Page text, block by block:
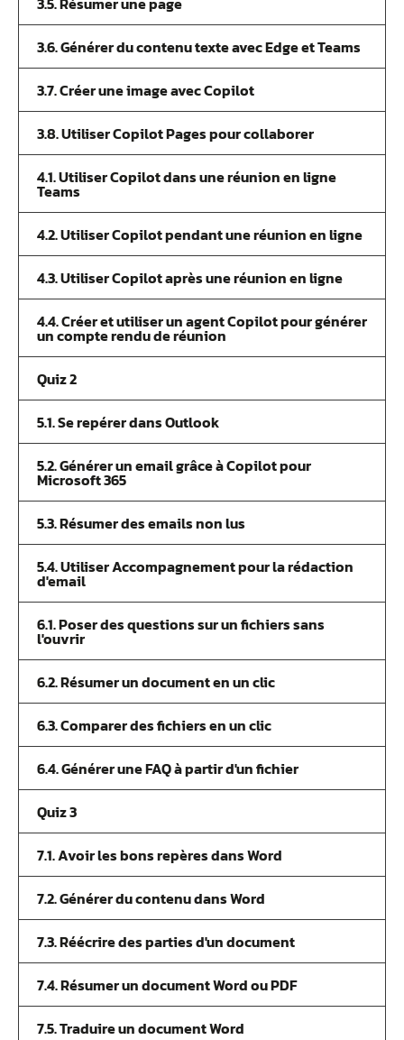
3.6. Générer du contenu texte avec Edge et Teams
3.7. Créer une image avec Copilot
3.8. Utiliser Copilot Pages pour collaborer
4.1. Utiliser Copilot dans une réunion en ligne
Teams
4.2. Utiliser Copilot pendant une réunion en ligne
4.3. Utiliser Copilot après une réunion en ligne
4.4. Créer et utiliser un agent Copilot pour générer
un compte rendu de réunion
Quiz 2
5.1. Se repérer dans Outlook
5.2. Générer un email grâce à Copilot pour
Microsoft 365
5.3. Résumer des emails non lus
5.4. Utiliser Accompagnement pour la rédaction
d'email
6.1. Poser des questions sur un fichiers sans
l'ouvrir
6.2. Résumer un document en un clic
6.3. Comparer des fichiers en un clic
6.4. Générer une FAQ à partir d'un fichier
Quiz 3
7.1. Avoir les bons repères dans Word
7.2. Générer du contenu dans Word
7.3. Réécrire des parties d'un document
7.4. Résumer un document Word ou PDF
7.5. Traduire un document Word